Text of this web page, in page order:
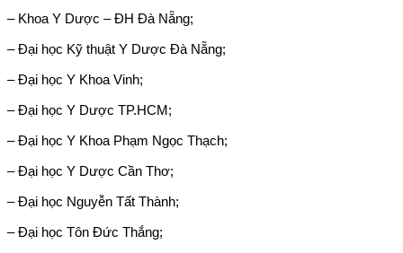
– Khoa Y Dược – ĐH Đà Nẵng;
– Đại học Kỹ thuật Y Dược Đà Nẵng;
– Đại học Y Khoa Vinh;
– Đại học Y Dược TP.HCM;
– Đại học Y Khoa Phạm Ngọc Thạch;
– Đại học Y Dược Cần Thơ;
– Đại học Nguyễn Tất Thành;
– Đại học Tôn Đức Thắng;